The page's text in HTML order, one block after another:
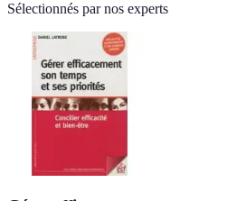
Sélectionnés par nos experts